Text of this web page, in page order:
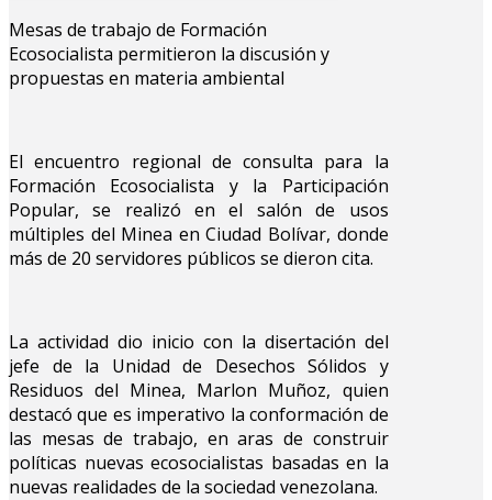
Mesas de trabajo de Formación
Ecosocialista permitieron la discusión y
propuestas en materia ambiental
El encuentro regional de consulta para la
Formación Ecosocialista y la Participación
Popular, se realizó en el salón de usos
múltiples del Minea en Ciudad Bolívar, donde
más de 20 servidores públicos se dieron cita.
La actividad dio inicio con la disertación del
jefe de la Unidad de Desechos Sólidos y
Residuos del Minea, Marlon Muñoz, quien
destacó que es imperativo la conformación de
las mesas de trabajo, en aras de construir
políticas nuevas ecosocialistas basadas en la
nuevas realidades de la sociedad venezolana.